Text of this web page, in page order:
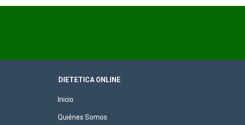
DIETETICA ONLINE
Inicio
Quiénes Somos